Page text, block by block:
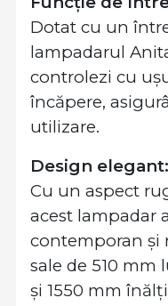
Dotat cu un
lampadarul
controlezi cu
încăpere,
utilizare.
Design elegant:
Cu un aspect
acest lampadar
contemporan și
sale de 510
și 1550 mm